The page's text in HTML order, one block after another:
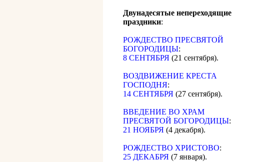
Двунадесятые непереходящие
праздники:
РОЖДЕСТВО ПРЕСВЯТОЙ
БОГОРОДИЦЫ:
8 СЕНТЯБРЯ (21 сентября).
ВОЗДВИЖЕНИЕ КРЕСТА
ГОСПОДНЯ:
14 СЕНТЯБРЯ (27 сентября).
ВВЕДЕНИЕ ВО ХРАМ
ПРЕСВЯТОЙ БОГОРОДИЦЫ:
21 НОЯБРЯ (4 декабря).
РОЖДЕСТВО ХРИСТОВО:
25 ДЕКАБРЯ (7 января).